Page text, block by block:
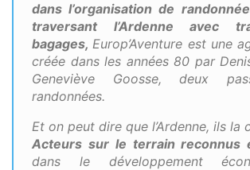
dans l’organisation de
traversant l’Ardenne avec
bagages,Europ’Aventure est une
créée dans les années 80 par
Geneviève Goosse, deux
randonnées.
Et on peut dire que l’Ardenne, ils la
Acteurs sur le terrain reconnus
dans le développement